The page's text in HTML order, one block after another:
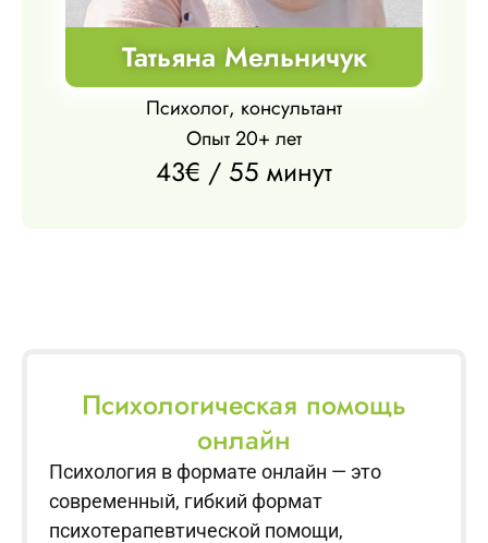
Татьяна Мельничук
Психолог, консультант
Опыт 20+ лет
43€ / 55 минут
Психологическая помощь
онлайн
Психология в формате онлайн — это
современный, гибкий формат
психотерапевтической помощи,